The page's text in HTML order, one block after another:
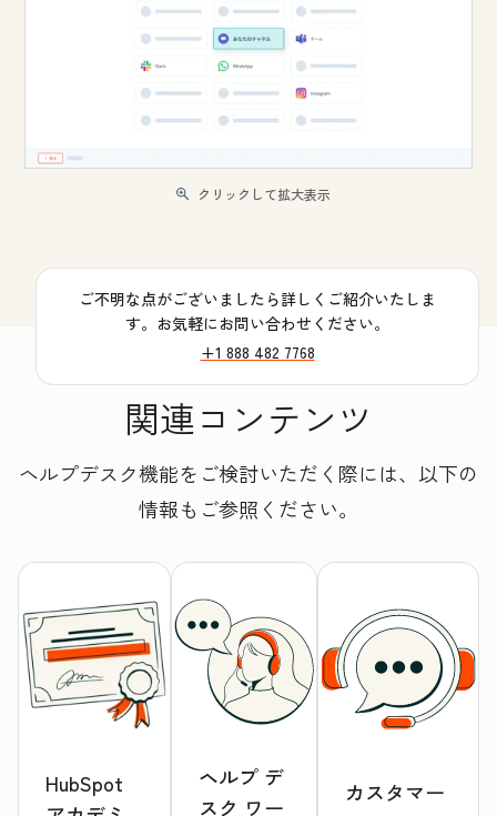
クリックして拡大表示
ご不明な点がございましたら詳しくご紹介いたしま
す。お気軽にお問い合わせください。
+1 888 482 7768
関連コンテンツ
ヘルプデスク機能をご検討いただく際には、以下の
情報もご参照ください。
HubSpot
ヘルプ デ
スク ワー
カスタマー